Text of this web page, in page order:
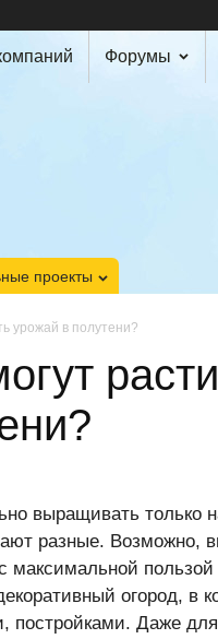
Форумы
проекты
урожай в полутени?
выращивать только
разные. Возможно,
максимальной пользой
огород, в
постройками. Даже